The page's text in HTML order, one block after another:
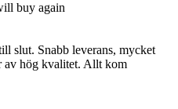
buy again
slut. Snabb leverans, mycket
av hög kvalitet. Allt kom